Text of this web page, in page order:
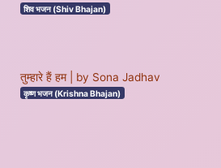
शिव भजन (Shiv Bhajan)
तुम्हारे हैं हम | by Sona Jadhav
कृष्ण भजन (Krishna Bhajan)